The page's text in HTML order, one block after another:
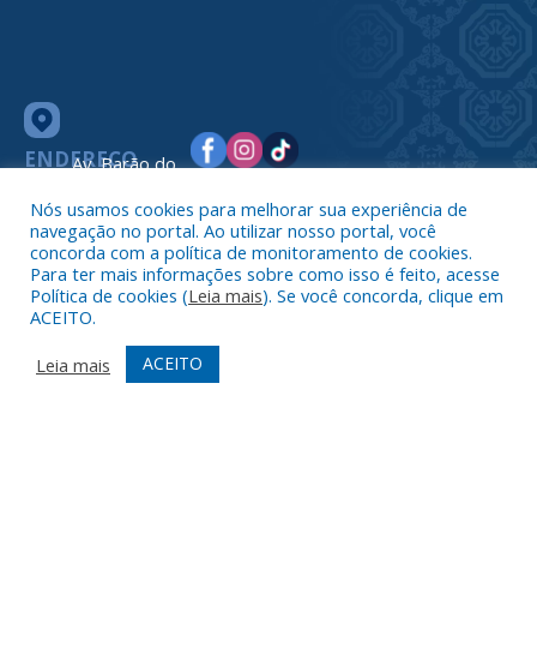
ENDEREÇO
Av. Barão do
nº 2312
Centro –
Nova
Timboteua –
PA
CEP: 68730-
000
Nós usamos cookies para melhorar sua experiência de
navegação no portal. Ao utilizar nosso portal, você
concorda com a política de monitoramento de cookies.
Para ter mais informações sobre como isso é feito, acesse
Política de cookies (Leia mais). Se você concorda, clique em
ACEITO.
Leia mais
ACEITO